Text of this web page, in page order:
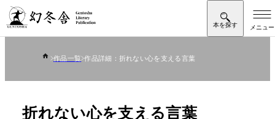
作品一覧 作品詳細：折れない心を支える言葉
折れない心を支える言葉